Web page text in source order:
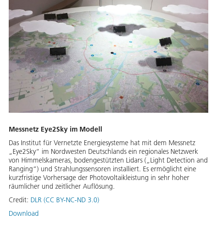
Messnetz Eye2Sky im Modell
Das Institut für Vernetzte Energiesysteme hat mit dem Messnetz
„Eye2Sky“ im Nordwesten Deutschlands ein regionales Netzwerk
von Himmelskameras, bodengestützten Lidars („Light Detection and
Ranging“) und Strahlungssensoren installiert. Es ermöglicht eine
kurzfristige Vorhersage der Photovoltaikleistung in sehr hoher
räumlicher und zeitlicher Auflösung.
Credit: DLR (CC BY-NC-ND 3.0)
Download